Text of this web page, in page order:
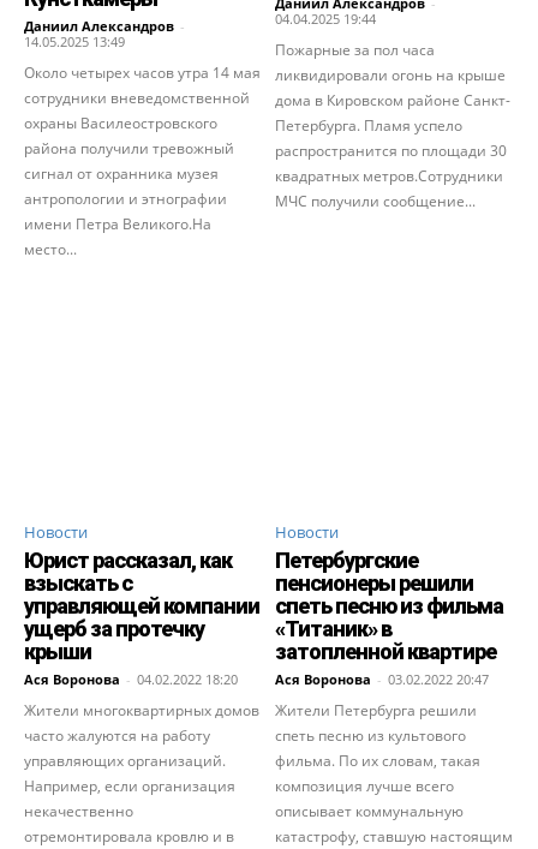
Даниил Александров -
14.05.2025 13:49
Около четырех часов утра 14 мая
сотрудники вневедомственной
охраны Василеостровского
района получили тревожный
сигнал от охранника музея
антропологии и этнографии
имени Петра Великого.На
место...
04.04.2025 19:44
Пожарные за пол часа
ликвидировали огонь на крыше
дома в Кировском районе Санкт-
Петербурга. Пламя успело
распространится по площади 30
квадратных метров.Сотрудники
МЧС получили сообщение...
Новости
Юрист рассказал, как
взыскать с
управляющей компании
ущерб за протечку
крыши
Ася Воронова - 04.02.2022 18:20
Жители многоквартирных домов
часто жалуются на работу
управляющих организаций.
Например, если организация
некачественно
отремонтировала кровлю и в
Новости
Петербургские
пенсионеры решили
спеть песню из фильма
«Титаник» в
затопленной квартире
Ася Воронова - 03.02.2022 20:47
Жители Петербурга решили
спеть песню из культового
фильма. По их словам, такая
композиция лучше всего
описывает коммунальную
катастрофу, ставшую настоящим